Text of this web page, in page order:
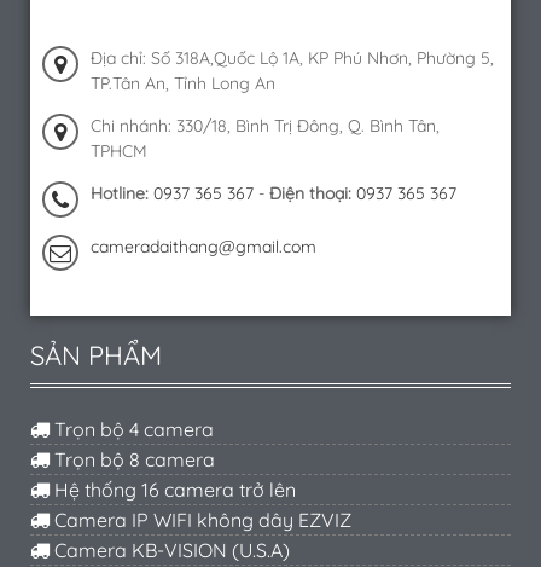
Địa chỉ: Số 318A,Quốc Lộ 1A, KP Phú Nhơn, Phường 5,
TP.Tân An, Tỉnh Long An
Chi nhánh: 330/18, Bình Trị Đông, Q. Bình Tân,
TPHCM
Hotline: 0937 365 367 - Điện thoại: 0937 365 367
cameradaithang@gmail.com
SẢN PHẨM
Trọn bộ 4 camera
Trọn bộ 8 camera
Hệ thống 16 camera trở lên
Camera IP WIFI không dây EZVIZ
Camera KB-VISION (U.S.A)